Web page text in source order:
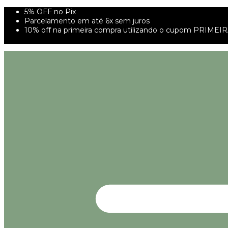
5% OFF no Pix
Parcelamento em até 6x sem juros
10% off na primeira compra utilizando o cupom